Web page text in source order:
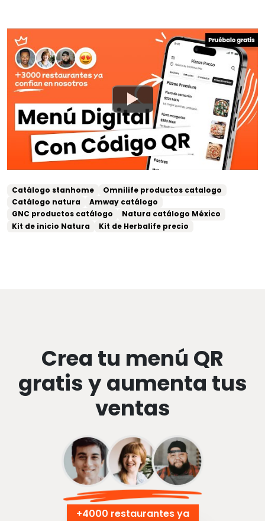
Catálogo stanhome
Omnilife productos catalogo
Catálogo natura
Amway catálogo
GNC productos catálogo
Natura catálogo México
Kit de inicio Natura
Kit de Herbalife precio
Crea tu menú QR
gratis y aumenta tus
ventas
+4000 restaurantes ya